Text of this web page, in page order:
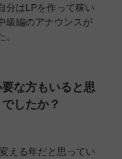
分はLPを作って稼い
級編のアナウンスが
な方もいると思
したか？
える年だと思ってい